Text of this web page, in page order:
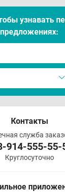
узнавать
предложениях:
Контакты
служба
914-555-55-
Круглосуточно